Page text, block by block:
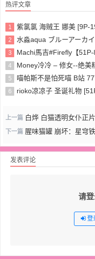
热评文章
1 紫氯氯 海贼王 娜美 [9P-
2 水淼aqua ブルーアーカイブ
3 Machi馬吉#Firefly【51P-
4 Money冷冷 – 修女--绝美
5 喵帕斯不是怕死喵 B站
6 rioko凉凉子 圣诞礼物
上一篇 白烨 白猫透明女仆正
下一篇 腥味猫罐 崩坏：星穹
发表评论
请
登